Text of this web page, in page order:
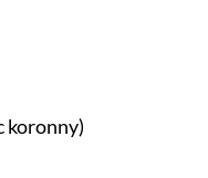
koronny)